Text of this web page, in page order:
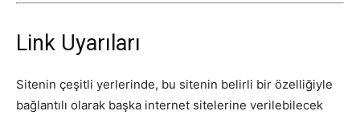
Link Uyarıları
Sitenin çeşitli yerlerinde, bu sitenin belirli bir özelliğiyle
bağlantılı olarak başka internet sitelerine verilebilecek